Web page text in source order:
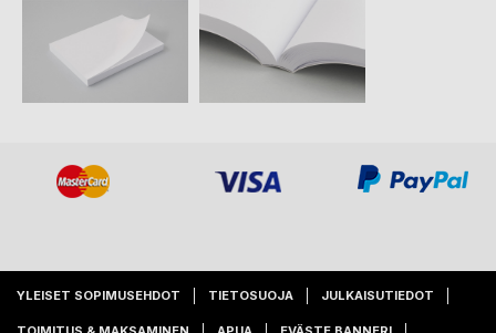
YLEISET SOPIMUSEHDOT TIETOSUOJA JULKAISUTIEDOT